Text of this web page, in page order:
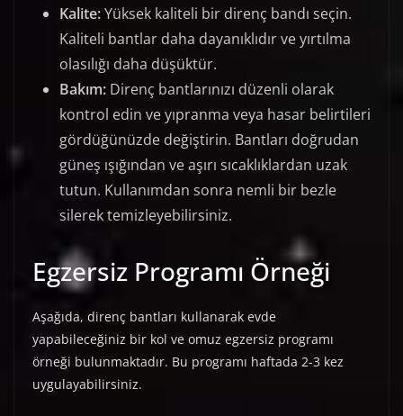
Kalite:Yüksek kaliteli bir direnç bandı seçin.
Kaliteli bantlar daha dayanıklıdır ve yırtılma
olasılığı daha düşüktür.
Bakım: Direnç bantlarınızı düzenli olarak
kontrol edin ve yıpranma veya hasar belirtileri
gördüğünüzde değiştirin. Bantları doğrudan
güneş ışığından ve aşırı sıcaklıklardan uzak
tutun. Kullanımdan sonra nemli bir bezle
silerek temizleyebilirsiniz.
Egzersiz Programı Örneği
Aşağıda, direnç bantları kullanarak evde
yapabileceğiniz bir kol ve omuz egzersiz programı
örneği bulunmaktadır. Bu programı haftada 2-3 kez
uygulayabilirsiniz.